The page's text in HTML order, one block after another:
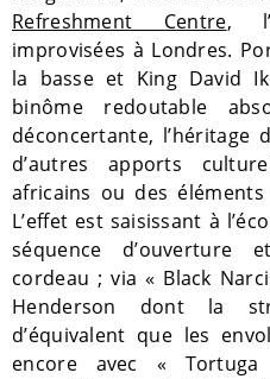
Refreshment Centre,
improvisées à Londres.
la basse et King David
binôme redoutable
déconcertante,
d’autres apports
africains ou des
L’effet est saisissant à
séquence d’ouverture
cordeau ; via « Black
Henderson dont la
d’équivalent que les
encore avec «